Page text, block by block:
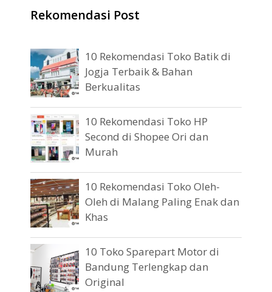
Rekomendasi Post
10 Rekomendasi Toko Batik di
Jogja Terbaik & Bahan
Berkualitas
10 Rekomendasi Toko HP
Second di Shopee Ori dan
Murah
10 Rekomendasi Toko Oleh-
Oleh di Malang Paling Enak dan
Khas
10 Toko Sparepart Motor di
Bandung Terlengkap dan
Original